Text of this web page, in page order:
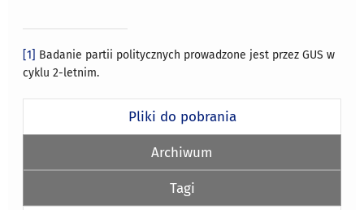
[1] Badanie partii politycznych prowadzone jest przez GUS w
cyklu 2-letnim.
Pliki do pobrania
Archiwum
Tagi